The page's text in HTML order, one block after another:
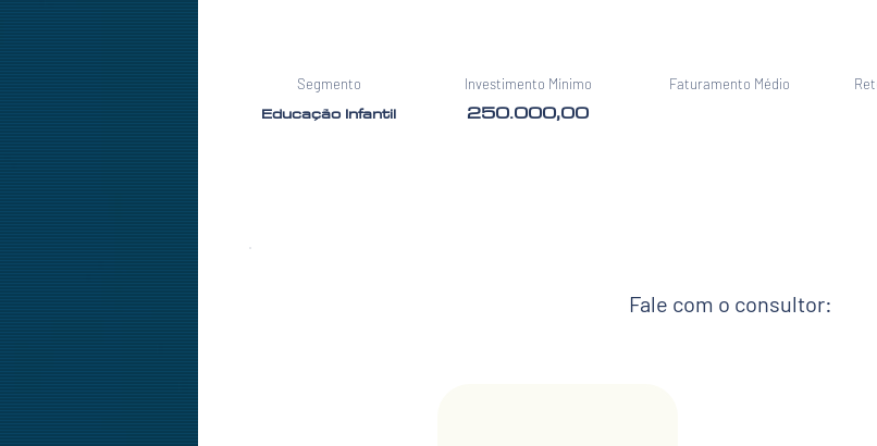
Segmento
Educação Infantil
Investimento Mínimo
250.000,00
Faturamento Médio
Fale com o consultor: